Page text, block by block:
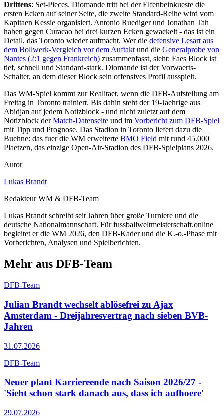
Drittens: Set-Pieces. Diomande tritt bei der Elfenbeinkueste die
ersten Ecken auf seiner Seite, die zweite Standard-Reihe wird vom
Kapitaen Kessie organisiert. Antonio Ruediger und Jonathan Tah
haben gegen Curacao bei drei kurzen Ecken gewackelt - das ist ein
Detail, das Toronto wieder aufmacht. Wer die defensive Lesart aus
dem Bollwerk-Vergleich vor dem Auftakt und die Generalprobe von
Nantes (2:1 gegen Frankreich) zusammenfasst, sieht: Faes Block ist
tief, schnell und Standard-stark. Diomande ist der Vorwaerts-
Schalter, an dem dieser Block sein offensives Profil ausspielt.
Das WM-Spiel kommt zur Realitaet, wenn die DFB-Aufstellung am
Freitag in Toronto trainiert. Bis dahin steht der 19-Jaehrige aus
Abidjan auf jedem Notizblock - und nicht zuletzt auf dem
Notizblock derMatch-Datenseite und im Vorbericht zum DFB-Spiel
mit Tipp und Prognose. Das Stadion in Toronto liefert dazu die
Buehne: das fuer die WM erweiterte BMO Field mit rund 45.000
Plaetzen, das einzige Open-Air-Stadion des DFB-Spielplans 2026.
Autor
Lukas Brandt
Redakteur WM & DFB-Team
Lukas Brandt schreibt seit Jahren über große Turniere und die
deutsche Nationalmannschaft. Für fussballweltmeisterschaft.online
begleitet er die WM 2026, den DFB-Kader und die K.-o.-Phase mit
Vorberichten, Analysen und Spielberichten.
Mehr aus DFB-Team
DFB-Team
Julian Brandt wechselt ablösefrei zu Ajax
Amsterdam - Dreijahresvertrag nach sieben BVB-
Jahren
31.07.2026
DFB-Team
Neuer plant Karriereende nach Saison 2026/27 -
'Sieht schon stark danach aus, dass ich aufhoere'
29.07.2026